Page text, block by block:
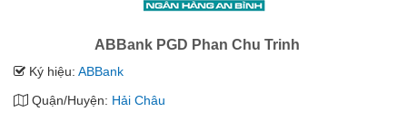
ABBank PGD Phan Chu Trinh
Ký hiệu: ABBank
Quận/Huyện: Hải Châu